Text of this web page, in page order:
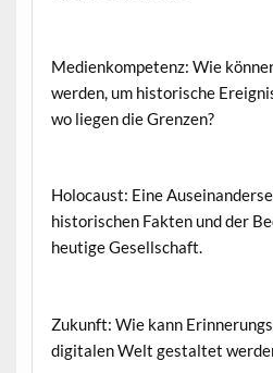
Medienkompetenz: Wie
werden, um historische
wo liegen die Grenzen?
Holocaust: Eine
historischen Fakten und der
heutige Gesellschaft.
Zukunft: Wie kann
digitalen Welt gestaltet